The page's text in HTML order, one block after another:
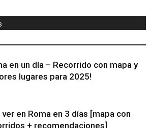
en un día – Recorrido con mapa y
lugares para 2025!
ver en Roma en 3 días [mapa con
+ recomendaciones]